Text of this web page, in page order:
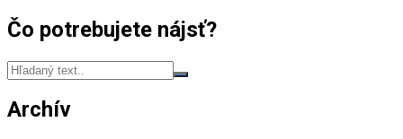
Čo potrebujete nájsť?
Archív